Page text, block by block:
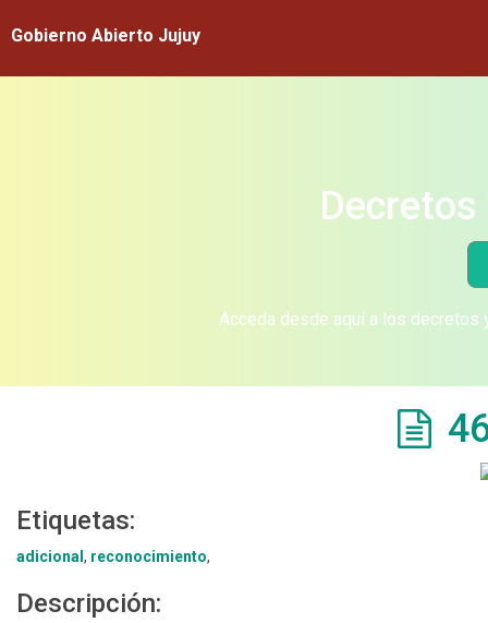
Gobierno Abierto Jujuy
Acceda desde aquí a los
Etiquetas:
adicional , reconocimiento,
Descripción: